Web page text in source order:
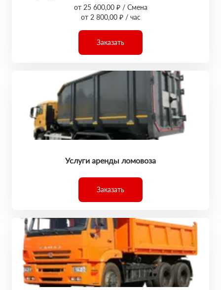
от 25 600,00 ₽ / Смена
от 2 800,00 ₽ / час
Заказать
Услуги аренды ломовоза
Заказать